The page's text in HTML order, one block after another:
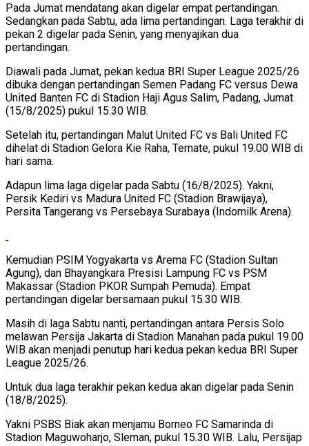
Pada Jumat mendatang akan digelar empat pertandingan.
Sedangkan pada Sabtu, ada lima pertandingan. Laga terakhir di
pekan 2 digelar pada Senin, yang menyajikan dua
pertandingan.
Diawali pada Jumat, pekan kedua BRI Super League 2025/26
dibuka dengan pertandingan Semen Padang FC versus Dewa
United Banten FC di Stadion Haji Agus Salim, Padang, Jumat
(15/8/2025) pukul 15.30 WIB.
Setelah itu, pertandingan Malut United FC vs Bali United FC
dihelat di Stadion Gelora Kie Raha, Ternate, pukul 19.00 WIB di
hari sama.
Adapun lima laga digelar pada Sabtu (16/8/2025). Yakni,
Persik Kediri vs Madura United FC (Stadion Brawijaya),
Persita Tangerang vs Persebaya Surabaya (Indomilk Arena).
Kemudian PSIM Yogyakarta vs Arema FC (Stadion Sultan
Agung), dan Bhayangkara Presisi Lampung FC vs PSM
Makassar (Stadion PKOR Sumpah Pemuda). Empat
pertandingan digelar bersamaan pukul 15.30 WIB.
Masih di laga Sabtu nanti, pertandingan antara Persis Solo
melawan Persija Jakarta di Stadion Manahan pada pukul 19.00
WIB akan menjadi penutup hari kedua pekan kedua BRI Super
League 2025/26.
Untuk dua laga terakhir pekan kedua akan digelar pada Senin
(18/8/2025).
Yakni PSBS Biak akan menjamu Borneo FC Samarinda di
Stadion Maguwoharjo, Sleman, pukul 15.30 WIB. Lalu, Persijap